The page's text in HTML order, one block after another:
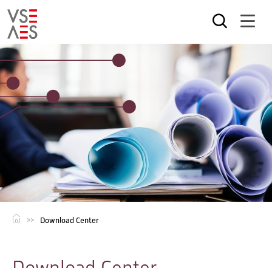
Direkt
zum
Inhalt
Download Center